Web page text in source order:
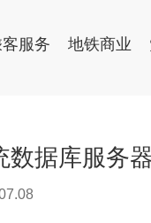
服务 地铁商业
据库服务